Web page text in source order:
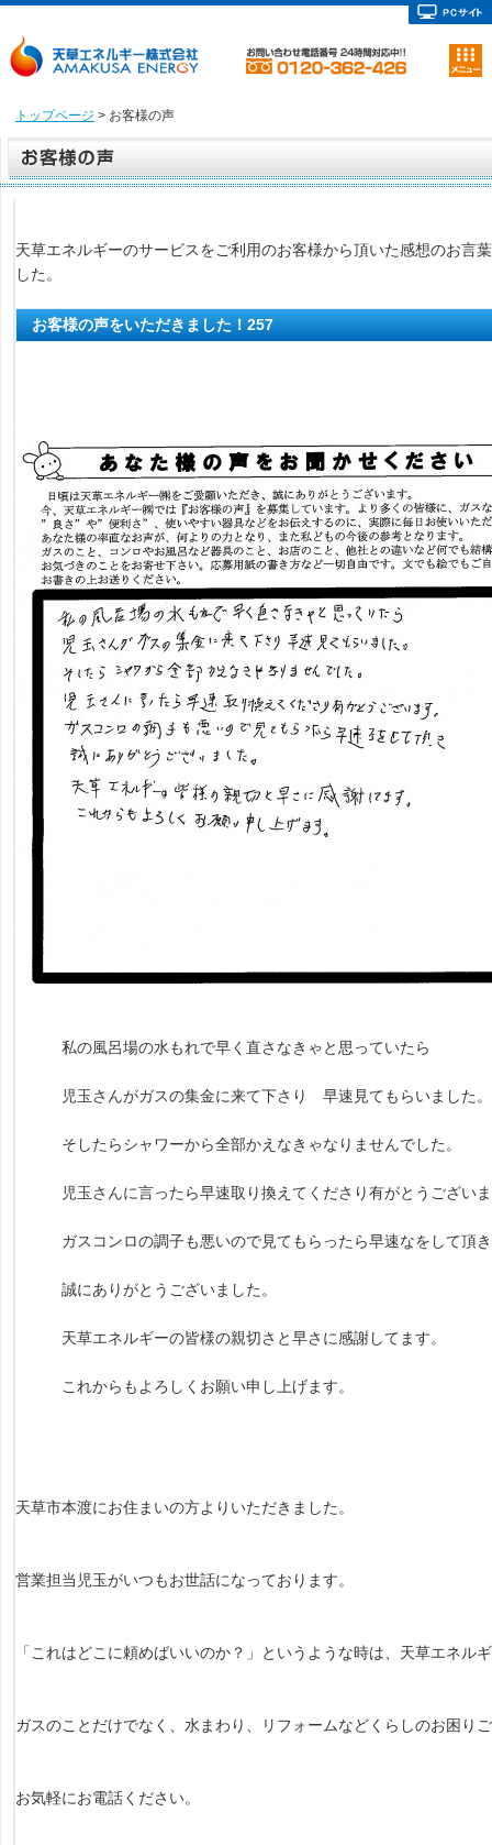
トップページ > お客様の声
天草エネルギーのサービスをご利用のお客様から頂いた感想のお言
した。
お客様の声をいただきました！257
私の風呂場の水もれで早く直さなきゃと思っていたら
児玉さんがガスの集金に来て下さり 早速見てもらいました。
そしたらシャワーから全部かえなきゃなりませんでした。
児玉さんに言ったら早速取り換えてくださり有がとうござい
ガスコンロの調子も悪いので見てもらったら早速なをして頂き
誠にありがとうございました。
天草エネルギーの皆様の親切さと早さに感謝してます。
これからもよろしくお願い申し上げます。
天草市本渡にお住まいの方よりいただきました。
営業担当児玉がいつもお世話になっております。
「これはどこに頼めばいいのか？」というような時は、天草エネル
ガスのことだけでなく、水まわり、リフォームなどくらしのお困り
お気軽にお電話ください。